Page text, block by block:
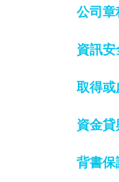
公司章
資訊
取得或
資金
背書保